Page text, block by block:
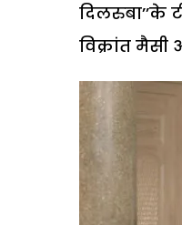
विक्रांत मैसी